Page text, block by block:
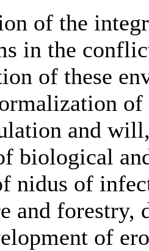
of the
in the
of these
and
biological
nidus of
and forestry,
of